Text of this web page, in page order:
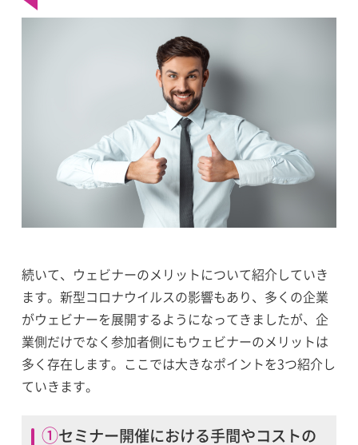
続いて、ウェビナーのメリットについて紹介していき
ます。新型コロナウイルスの影響もあり、多くの企業
がウェビナーを展開するようになってきましたが、企
業側だけでなく参加者側にもウェビナーのメリットは
多く存在します。ここでは大きなポイントを3つ紹介し
ていきます。
①セミナー開催における手間やコストの